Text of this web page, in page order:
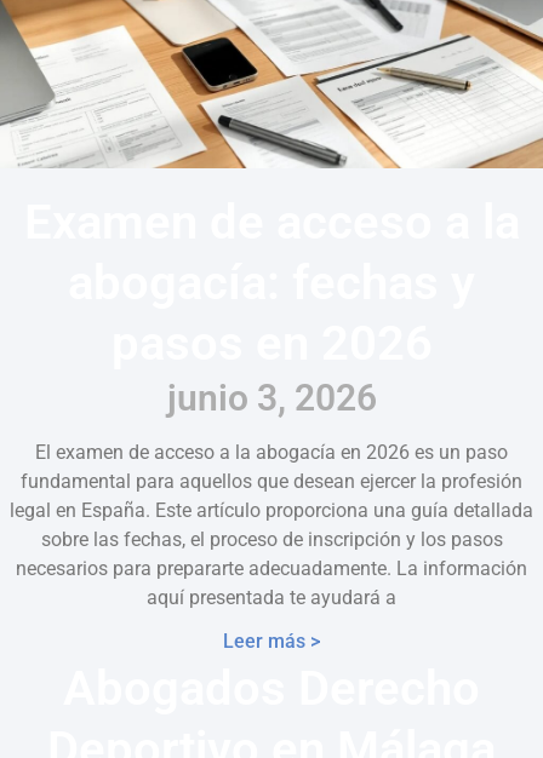
junio 3, 2026
El examen de acceso a la abogacía en 2026 es un paso
fundamental para aquellos que desean ejercer la profesión
legal en España. Este artículo proporciona una guía detallada
sobre las fechas, el proceso de inscripción y los pasos
necesarios para prepararte adecuadamente. La información
aquí presentada te ayudará a
Leer más >